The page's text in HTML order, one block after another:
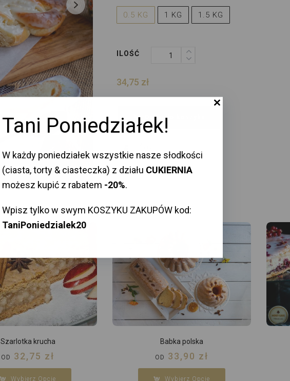
0.5 KG 1 KG 1.5 KG
ILOŚĆ
34,75 zł
Dodaj do koszyka
Szarlotka krucha
OD 32,75 zł
Wybierz Opcje
Babka polska
OD 33,90 zł
Wybierz Opcje
Tani Poniedziałek!
W każdy poniedziałek wszystkie nasze słodkości
(ciasta, torty & ciasteczka) z działu CUKIERNIA
możesz kupić z rabatem -20%
Wpisz tylko w swym KOSZYKU ZAKUPÓW kod:
TaniPoniedzialek20